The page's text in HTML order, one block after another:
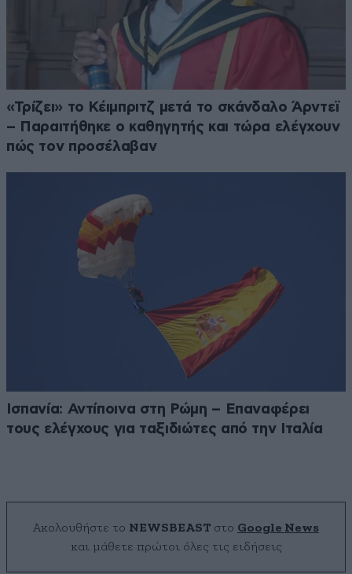
«Τρίζει» το Κέιμπριτζ μετά το σκάνδαλο Άρντεϊ
– Παραιτήθηκε ο καθηγητής και τώρα ελέγχουν
πώς τον προσέλαβαν
Ισπανία: Αντίποινα στη Ρώμη – Επαναφέρει
τους ελέγχους για ταξιδιώτες από την Ιταλία
Ακολουθήστε το NEWSBEAST στο Google News
και μάθετε πρώτοι όλες τις ειδήσεις